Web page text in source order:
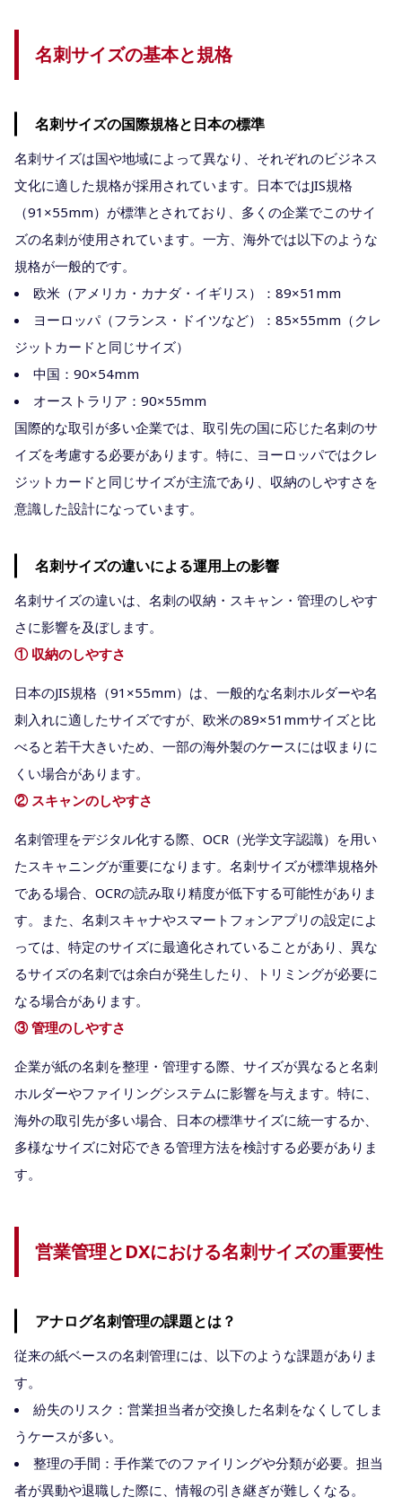
名刺サイズの基本と規格
名刺サイズの国際規格と日本の標準
名刺サイズは国や地域によって異なり、それぞれのビジネス
文化に適した規格が採用されています。日本ではJIS規格
（91×55mm）が標準とされており、多くの企業でこのサイ
ズの名刺が使用されています。一方、海外では以下のような
規格が一般的です。
欧米（アメリカ・カナダ・イギリス）：89×51mm
ヨーロッパ（フランス・ドイツなど）：85×55mm（クレ
ジットカードと同じサイズ）
中国：90×54mm
オーストラリア：90×55mm
国際的な取引が多い企業では、取引先の国に応じた名刺のサ
イズを考慮する必要があります。特に、ヨーロッパではクレ
ジットカードと同じサイズが主流であり、収納のしやすさを
意識した設計になっています。
名刺サイズの違いによる運用上の影響
名刺サイズの違いは、名刺の収納・スキャン・管理のしやす
さに影響を及ぼします。
① 収納のしやすさ
日本のJIS規格（91×55mm）は、一般的な名刺ホルダーや名
刺入れに適したサイズですが、欧米の89×51mmサイズと比
べると若干大きいため、一部の海外製のケースには収まりに
くい場合があります。
② スキャンのしやすさ
名刺管理をデジタル化する際、OCR（光学文字認識）を用い
たスキャニングが重要になります。名刺サイズが標準規格外
である場合、OCRの読み取り精度が低下する可能性がありま
す。また、名刺スキャナやスマートフォンアプリの設定によ
っては、特定のサイズに最適化されていることがあり、異な
るサイズの名刺では余白が発生したり、トリミングが必要に
なる場合があります。
③ 管理のしやすさ
企業が紙の名刺を整理・管理する際、サイズが異なると名刺
ホルダーやファイリングシステムに影響を与えます。特に、
海外の取引先が多い場合、日本の標準サイズに統一するか、
多様なサイズに対応できる管理方法を検討する必要がありま
す。
営業管理とDXにおける名刺サイズの重要性
アナログ名刺管理の課題とは？
従来の紙ベースの名刺管理には、以下のような課題がありま
す。
紛失のリスク：営業担当者が交換した名刺をなくしてしま
うケースが多い。
整理の手間：手作業でのファイリングや分類が必要。担当
者が異動や退職した際に、情報の引き継ぎが難しくなる。